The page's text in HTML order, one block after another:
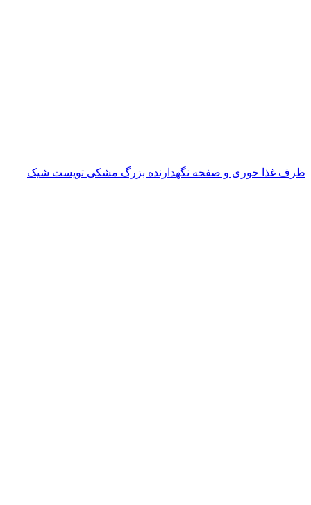
ظرف غذا خوری و صفحه نگهدارنده بزرگ مشکی تویست شیک